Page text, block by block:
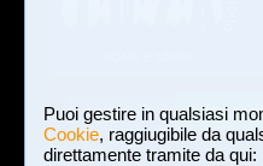
Puoi gestire in qualsiasi
Cookie, raggiugibile da
direttamente tramite da qui:
Login